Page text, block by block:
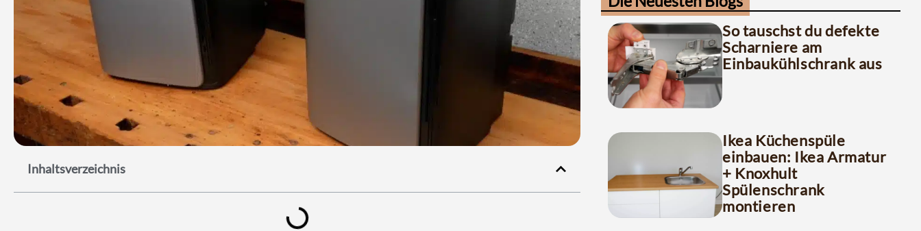
Inhaltsverzeichnis
So tauschst du defekte
Scharniere am
Einbaukühlschrank aus
Ikea Küchenspüle
einbauen: Ikea Armatur
+ Knoxhult
Spülenschrank
montieren